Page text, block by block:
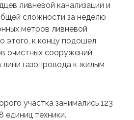
ливневой канализации и
сложности за неделю
метров ливневой
этого, к концу подошел
очистных сооружений,
лини газопровода к жилым
участка занимались 123
единиц техники.